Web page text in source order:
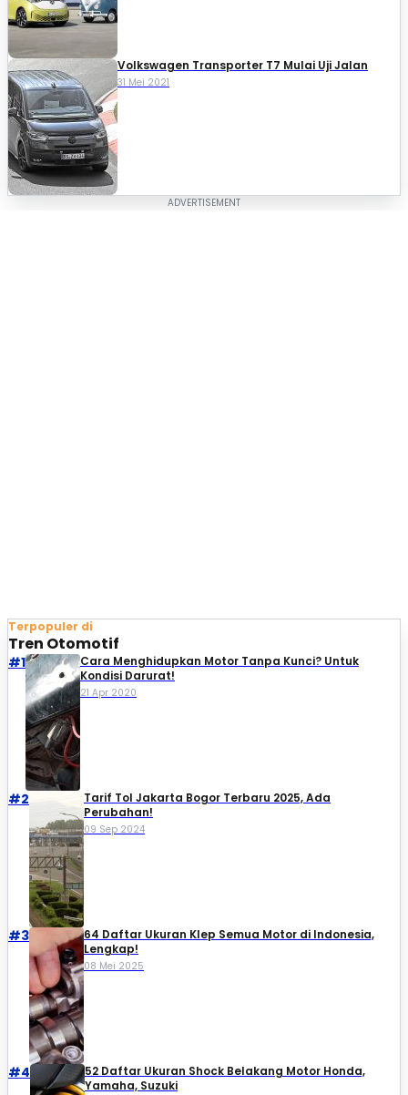
Volkswagen Transporter T7 Mulai Uji Jalan
31 Mei 2021
Terpopuler di
Tren Otomotif
#1
Cara Menghidupkan Motor Tanpa Kunci? Untuk
Kondisi Darurat!
21 Apr 2020
#2
Tarif Tol Jakarta Bogor Terbaru 2025, Ada
Perubahan!
09 Sep 2024
#3
64 Daftar Ukuran Klep Semua Motor di Indonesia,
Lengkap!
08 Mei 2025
#4
52 Daftar Ukuran Shock Belakang Motor Honda,
Yamaha, Suzuki​